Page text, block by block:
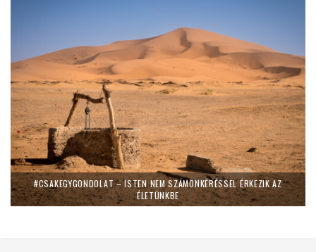
#CSAKEGYGONDOLAT – ISTEN NEM SZÁMONKÉRÉSSEL ÉRKEZIK AZ
ÉLETÜNKBE